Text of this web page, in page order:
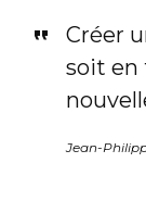
Créer
soit en
Jean-